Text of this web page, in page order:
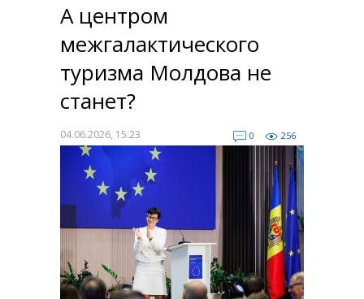
А центром
межгалактического
туризма Молдова не
станет?
04.06.2026, 15:23 0 256